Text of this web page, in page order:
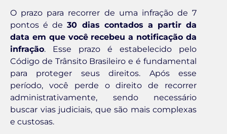
O prazo para recorrer de uma infração de 7
pontos é de30 dias contados a partir da
data em que você recebeu a notificação da
infração. Esse prazo é estabelecido pelo
Código de Trânsito Brasileiro e é fundamental
para proteger seus direitos. Após esse
período, você perde o direito de recorrer
administrativamente, sendo necessário
buscar vias judiciais, que são mais complexas
e custosas.